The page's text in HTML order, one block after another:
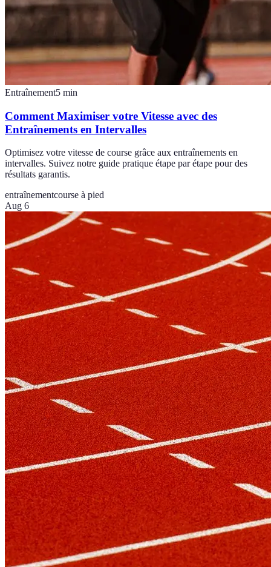
Entraînement5 min
Comment Maximiser votre Vitesse avec des
Entraînements en Intervalles
Optimisez votre vitesse de course grâce aux entraînements en
intervalles. Suivez notre guide pratique étape par étape pour des
résultats garantis.
entraînementcourse à pied
Aug 6